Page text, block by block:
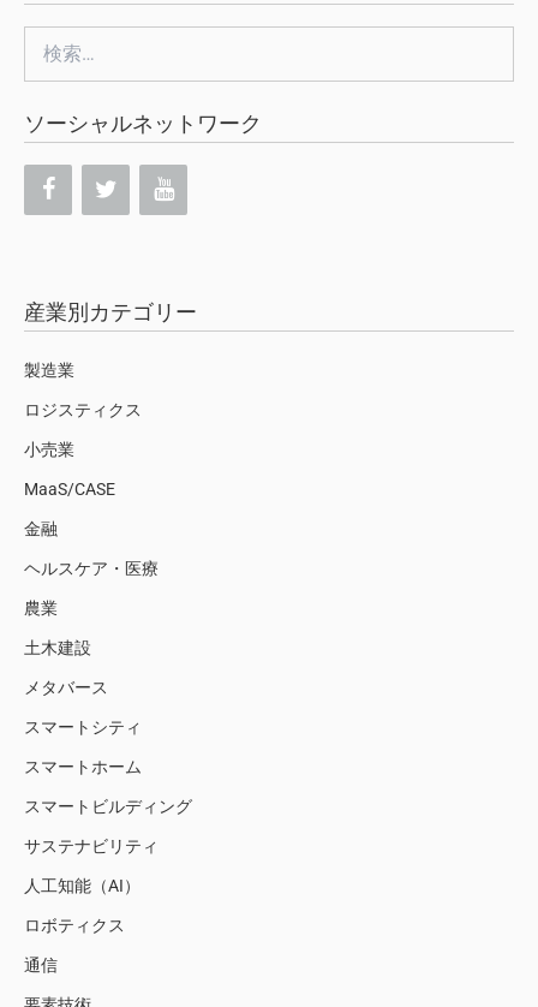
索:
ソーシャルネットワーク
産業別カテゴリー
製造業
ロジスティクス
小売業
MaaS/CASE
金融
ヘルスケア・医療
農業
土木建設
メタバース
スマートシティ
スマートホーム
スマートビルディング
サステナビリティ
人工知能（AI）
ロボティクス
通信